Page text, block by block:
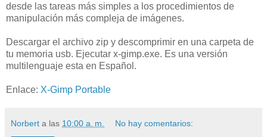
desde las tareas más simples a los procedimientos de
manipulación más compleja de imágenes.
Descargar el archivo zip y descomprimir en una carpeta de
tu memoria usb. Ejecutar x-gimp.exe. Es una versión
multilenguaje esta en Español.
Enlace: X-Gimp Portable
Norbert a las 10:00 a. m. No hay comentarios: